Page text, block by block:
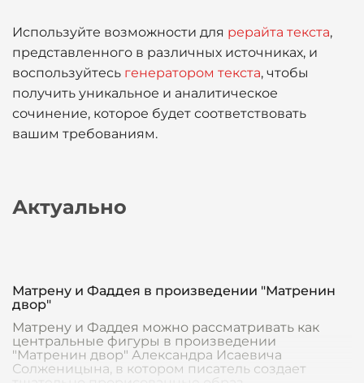
Используйте возможности для рерайта текста,
представленного в различных источниках, и
воспользуйтесь генератором текста, чтобы
получить уникальное и аналитическое
сочинение, которое будет соответствовать
вашим требованиям.
Актуально
Матрену и Фаддея в произведении "Матренин
двор"
Матрену и Фаддея можно рассматривать как
центральные фигуры в произведении
"Матренин двор" Александра Исаевича
Солженицына, в котором писатель создает